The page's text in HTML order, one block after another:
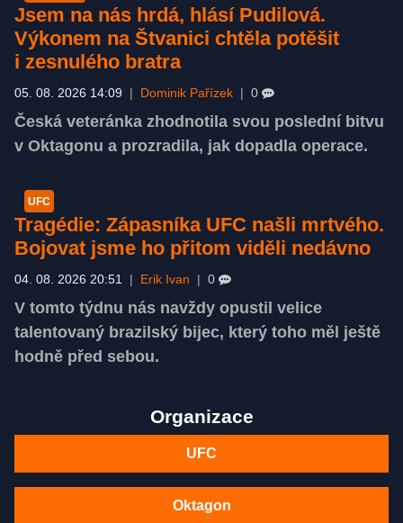
Jsem na nás hrdá, hlásí Pudilová.
Výkonem na Štvanici chtěla potěšit
i zesnulého bratra
05. 08. 2026 14:09 | Dominik Pařízek | 0
Česká veteránka zhodnotila svou poslední bitvu
v Oktagonu a prozradila, jak dopadla operace.
UFC
Tragédie: Zápasníka UFC našli mrtvého.
Bojovat jsme ho přitom viděli nedávno
04. 08. 2026 20:51 | Erik Ivan | 0
V tomto týdnu nás navždy opustil velice
talentovaný brazilský bijec, který toho měl ještě
hodně před sebou.
Organizace
UFC
Oktagon